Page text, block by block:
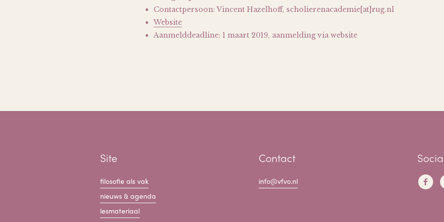
Contactpersoon: Vincent Hazelhoff, scholierenacademie[at]rug.nl
Website
Aanmelddeadline: 1 maart 2019, aanmelding via website
Site
filosofie als vak
nieuws & agenda
lesmateriaal
Contact
info@vfvo.nl